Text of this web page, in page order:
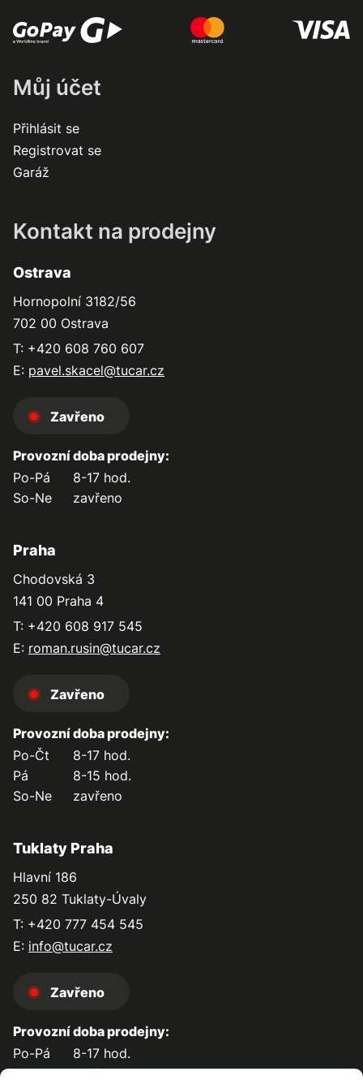
Můj účet
Přihlásit se
Registrovat se
Garáž
Kontakt na prodejny
Ostrava
Hornopolní 3182/56
702 00 Ostrava
T: +420 608 760 607
E: pavel.skacel@tucar.cz
Zavřeno
Provozní doba prodejny:
Po-Pá
8-17 hod.
So-Ne
zavřeno
Praha
Chodovská 3
141 00 Praha 4
T: +420 608 917 545
E: roman.rusin@tucar.cz
Zavřeno
Provozní doba prodejny:
Po-Čt
8-17 hod.
Pá
8-15 hod.
So-Ne
zavřeno
Tuklaty Praha
Hlavní 186
250 82 Tuklaty-Úvaly
T: +420 777 454 545
E: info@tucar.cz
Zavřeno
Provozní doba prodejny:
Po-Pá
8-17 hod.
So-Ne
zavřeno